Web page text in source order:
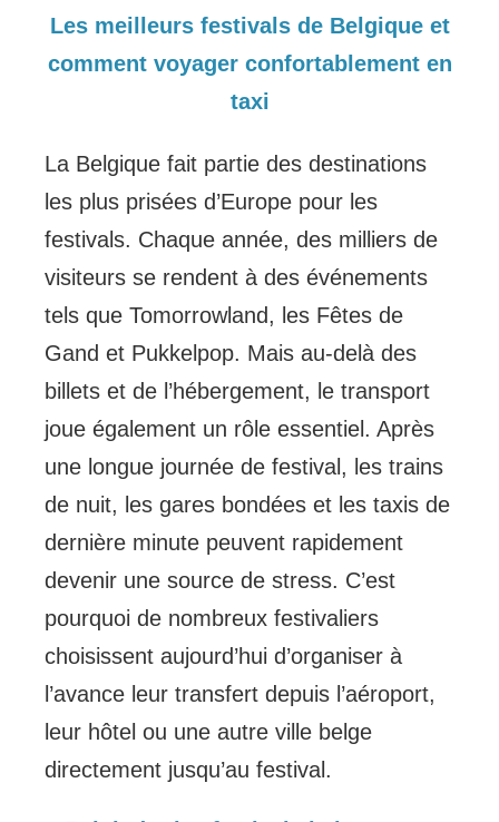
Les meilleurs festivals de Belgique et
comment voyager confortablement en
taxi
La Belgique fait partie des destinations
les plus prisées d’Europe pour les
festivals. Chaque année, des milliers de
visiteurs se rendent à des événements
tels que Tomorrowland, les Fêtes de
Gand et Pukkelpop. Mais au-delà des
billets et de l’hébergement, le transport
joue également un rôle essentiel. Après
une longue journée de festival, les trains
de nuit, les gares bondées et les taxis de
dernière minute peuvent rapidement
devenir une source de stress. C’est
pourquoi de nombreux festivaliers
choisissent aujourd’hui d’organiser à
l’avance leur transfert depuis l’aéroport,
leur hôtel ou une autre ville belge
directement jusqu’au festival.